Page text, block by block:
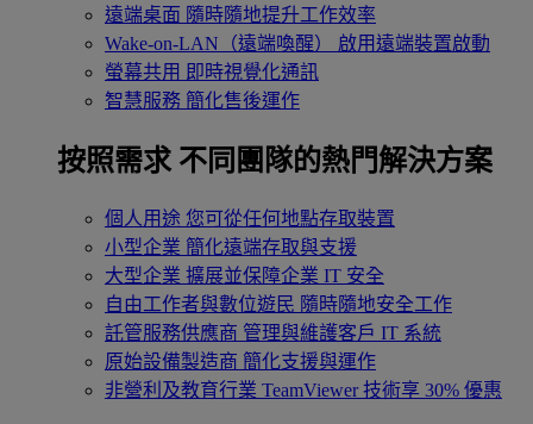
遠端桌面 隨時隨地提升工作效率
Wake-on-LAN（遠端喚醒）
啟用遠端裝置啟動
螢幕共用 即時視覺化通訊
智慧服務 簡化售後運作
按照需求 不同團隊的熱門解決方案
個人用途 您可從任何地點存取裝置
小型企業 簡化遠端存取與支援
大型企業 擴展並保障企業 IT 安全
自由工作者與數位遊民 隨時隨地安全工作
託管服務供應商 管理與維護客戶 IT 系統
原始設備製造商 簡化支援與運作
非營利及教育行業 TeamViewer 技術享 30% 優惠